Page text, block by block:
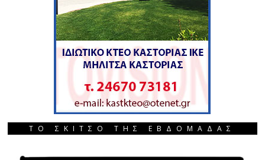
ΤΟ ΣΚΙΤΣΟ ΤΗΣ ΕΒΔΟΜΑΔΑΣ